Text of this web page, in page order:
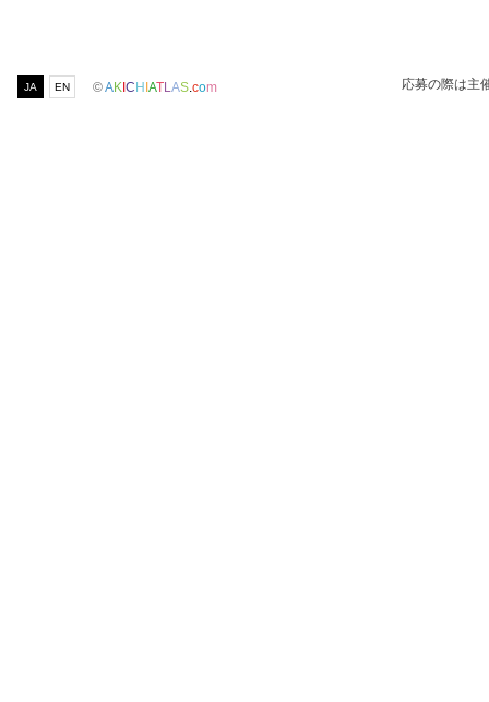
JA EN ©AK C H ATLAS.com 応募の際は主